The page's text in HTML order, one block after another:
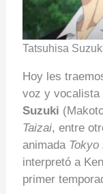
Tatsuhisa
Hoy les
voz y vocalista
Suzuki
Taizai, entre
animada Tokyo
interpretó a
primer